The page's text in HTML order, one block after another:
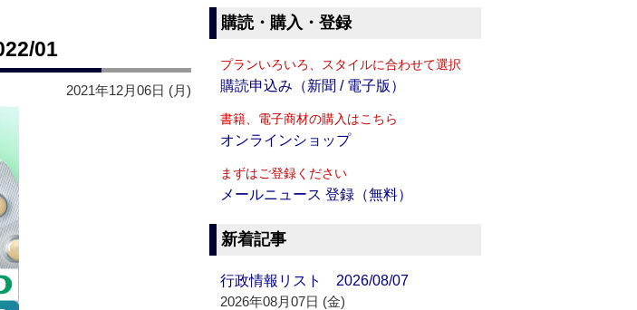
01
2021年12月06日 (月)
購読・購入・登録
プランいろいろ、スタイルに合わせて選択
購読申込み（新聞 / 電子版）
書籍、電子商材の購入はこちら
オンラインショップ
まずはご登録ください
メールニュース 登録（無料）
新着記事
行政情報リスト 2026/08/07
2026年08月07日 (金)